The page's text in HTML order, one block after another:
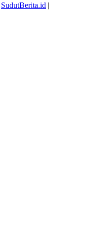
SudutBerita.id |